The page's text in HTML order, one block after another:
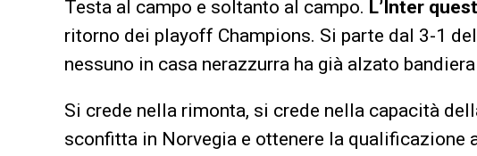
Testa al campo e soltanto al campo. L’Inter
ritorno dei playoff Champions. Si parte dal 3-1
nessuno in casa nerazzurra ha già alzato
Si crede nella rimonta, si crede nella capacità
sconfitta in Norvegia e ottenere la qualificazione